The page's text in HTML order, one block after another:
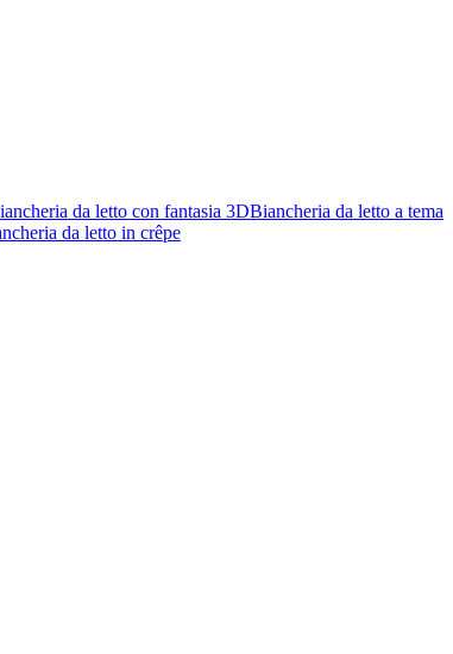
da letto con fantasia 3DBiancheria da letto a tema
da letto in crêpe